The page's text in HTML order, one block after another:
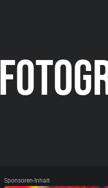
Sponsoren-Inhalt